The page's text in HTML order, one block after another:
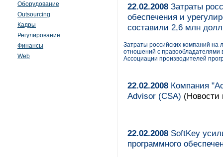
Оборудование
Outsourcing
Кадры
Регулирование
Финансы
Web
22.02.2008 Затраты
обеспечения и
составили 2,6 млн долл
Затраты российских компаний на
отношений с правообладателями
Ассоциации производителей
22.02.2008 Компания
Advisor (CSA) (Новости
22.02.2008 SoftKey
программного